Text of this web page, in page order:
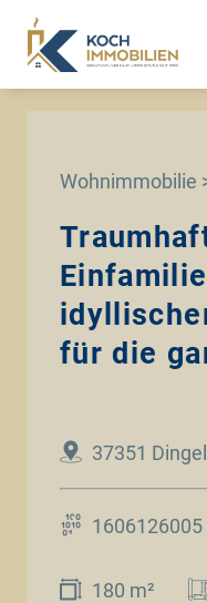
Wohnimmobilie
für die
37351
1606126005
180 m²